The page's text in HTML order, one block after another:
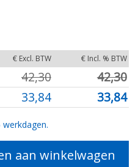
€ Excl. BTW € Incl. % BTW
42,30 42,30
33,84 33,84
aan winkelwagen